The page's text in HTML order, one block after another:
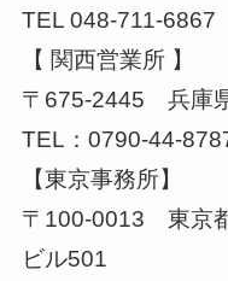
TEL 048-711-
【 関西営業所 】
〒675-2445 兵庫
TEL：0790-44-
【東京事務所】
〒100-0013 東京
ビル501